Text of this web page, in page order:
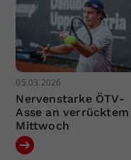
05.03.2026
Nervenstarke ÖTV-
Asse an verrücktem
Mittwoch